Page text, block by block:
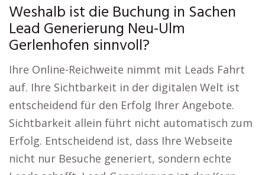
Weshalb ist die Buchung in Sachen
Lead Generierung Neu-Ulm
Gerlenhofen sinnvoll?
Ihre Online-Reichweite nimmt mit Leads Fahrt
auf. Ihre Sichtbarkeit in der digitalen Welt ist
entscheidend für den Erfolg Ihrer Angebote.
Sichtbarkeit allein führt nicht automatisch zum
Erfolg. Entscheidend ist, dass Ihre Webseite
nicht nur Besuche generiert, sondern echte